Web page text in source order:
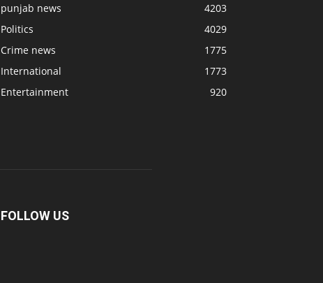
punjab news
4203
Politics
4029
Crime news
1775
International
1773
Entertainment
920
FOLLOW US